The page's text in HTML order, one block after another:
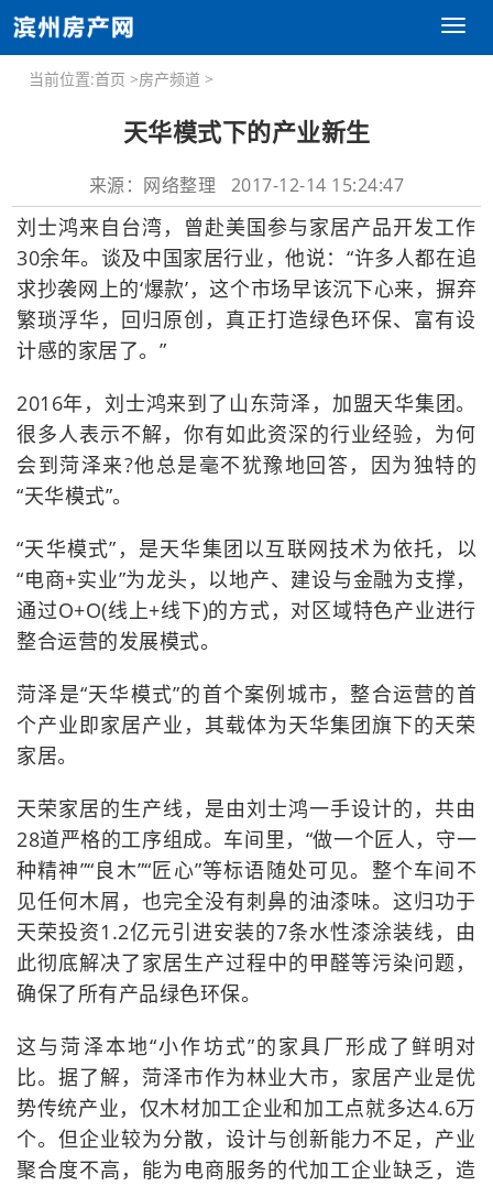
Toggle
当前位置:首页 >房产频道 >
天华模式下的产业新生
来源：网络整理 2017-12-14 15:24:47
刘士鸿来自台湾，曾赴美国参与家居产品开发工作
30余年。谈及中国家居行业，他说：“许多人都在追
求抄袭网上的‘爆款’，这个市场早该沉下心来，摒弃
繁琐浮华，回归原创，真正打造绿色环保、富有设
计感的家居了。”
2016年，刘士鸿来到了山东菏泽，加盟天华集团。
很多人表示不解，你有如此资深的行业经验，为何
会到菏泽来?他总是毫不犹豫地回答，因为独特的
“天华模式”。
“天华模式”，是天华集团以互联网技术为依托，以
“电商+实业”为龙头，以地产、建设与金融为支撑，
通过O+O(线上+线下)的方式，对区域特色产业进行
整合运营的发展模式。
菏泽是“天华模式”的首个案例城市，整合运营的首
个产业即家居产业，其载体为天华集团旗下的天荣
家居。
天荣家居的生产线，是由刘士鸿一手设计的，共由
28道严格的工序组成。车间里，“做一个匠人，守一
种精神”“良木”“匠心”等标语随处可见。整个车间不
见任何木屑，也完全没有刺鼻的油漆味。这归功于
天荣投资1.2亿元引进安装的7条水性漆涂装线，由
此彻底解决了家居生产过程中的甲醛等污染问题，
确保了所有产品绿色环保。
这与菏泽本地“小作坊式”的家具厂形成了鲜明对
比。据了解，菏泽市作为林业大市，家居产业是优
势传统产业，仅木材加工企业和加工点就多达4.6万
个。但企业较为分散，设计与创新能力不足，产业
聚合度不高，能为电商服务的代加工企业缺乏，造